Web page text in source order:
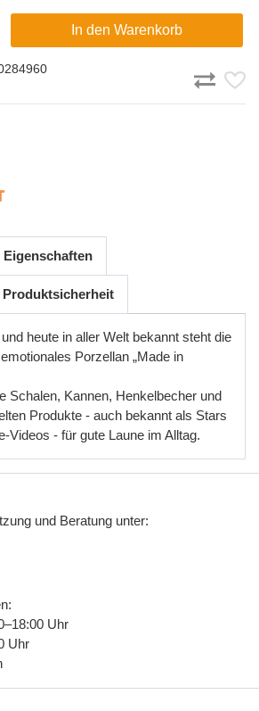
In den Warenkorb
Eigenschaften
heute in aller Welt bekannt steht die
Porzellan „Made in
Schalen, Kannen, Henkelbecher und
Produkte - auch bekannt als Stars
Videos - für gute Laune im Alltag.
und Beratung unter:
Uhr
Uhr